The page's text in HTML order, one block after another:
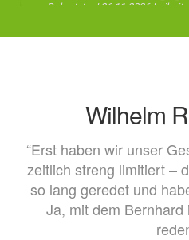
Geburtstag! 26.11.2026 Leibnitz
Roland Düringer & Bernhard
Salzburg [...]
Wilhelm
“Erst haben wir unser
zeitlich streng limitiert –
so lang geredet und
Ja, mit dem